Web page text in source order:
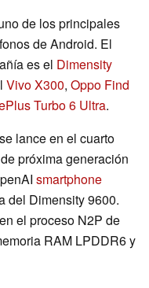
de los principales
de Android. El
es el Dimensity
Vivo X300, Oppo Find
Turbo 6 Ultra.
lance en el cuarto
próxima generación
smartphone
del Dimensity 9600.
el proceso N2P de
RAM LPDDR6 y